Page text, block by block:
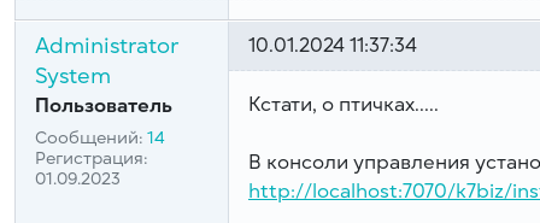
Administrator
System
Пользователь
Сообщений: 14
Регистрация:
01.09.2023
10.01.2024 11:37:34
Кстати, о птичках.....
В консоли управления
http://localhost:7070/k7biz/